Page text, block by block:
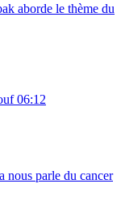
aborde le thème du
06:12
nous parle du cancer